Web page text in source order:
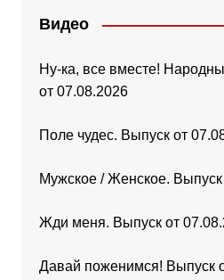
Видео
Ну-ка, все вместе!
от 07.08.2026
Поле чудес. Выпуск от
Мужское / Женское. Выпуск
Жди меня. Выпуск от
Давай поженимся! Выпуск